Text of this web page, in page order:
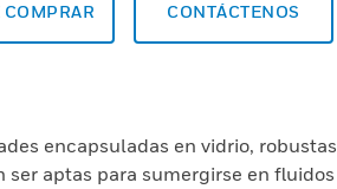
CONTÁCTENOS
encapsuladas en vidrio, robustas
aptas para sumergirse en fluidos